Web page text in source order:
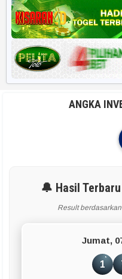
ANGKA
🔔 Hasil
Result
Jumat,
1